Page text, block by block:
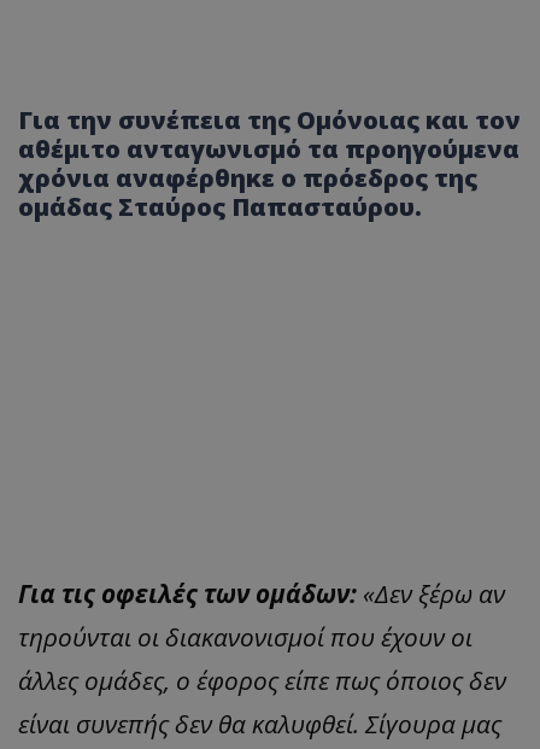
Για την συνέπεια της Ομόνοιας και τον
αθέμιτο ανταγωνισμό τα προηγούμενα
χρόνια αναφέρθηκε ο πρόεδρος της
ομάδας Σταύρος Παπασταύρου.
Για τις οφειλές των ομάδων: «Δεν ξέρω αν
τηρούνται οι διακανονισμοί που έχουν οι
άλλες ομάδες, ο έφορος είπε πως όποιος δεν
είναι συνεπής δεν θα καλυφθεί. Σίγουρα μας